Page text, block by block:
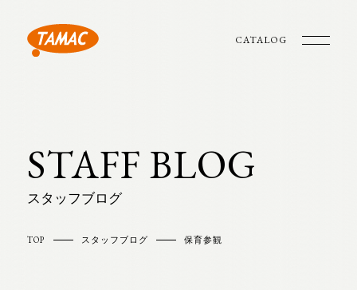
CATALOG
STAFF BLOG
スタッフブログ
TOP スタッフブログ 保育参観